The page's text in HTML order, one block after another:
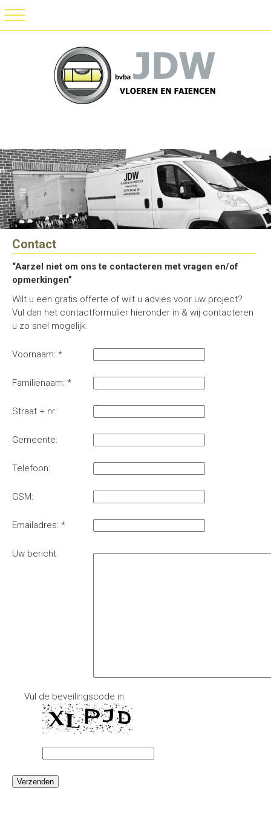
Contact
“Aarzel niet om ons te contacteren met vragen en/of
opmerkingen”
Wilt u een gratis offerte of wilt u advies voor uw project?
Vul dan het contactformulier hieronder in & wij contacteren
u zo snel mogelijk.
Voornaam: *
Familienaam: *
Straat + nr.:
Gemeente:
Telefoon:
GSM:
Emailadres: *
Uw bericht:
Vul de beveilingscode in: